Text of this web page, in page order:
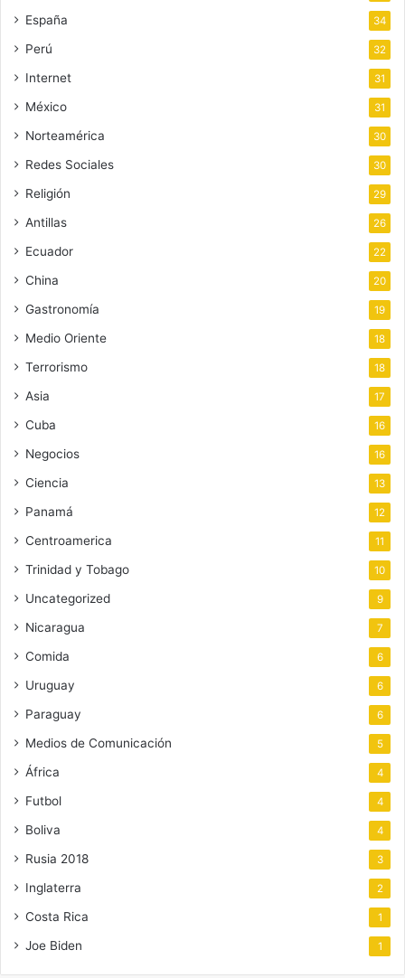
España 34
Perú 32
Internet 31
México 31
Norteamérica 30
Redes Sociales 30
Religión 29
Antillas 26
Ecuador 22
China 20
Gastronomía 19
Medio Oriente 18
Terrorismo 18
Asia 17
Cuba 16
Negocios 16
Ciencia 13
Panamá 12
Centroamerica 11
Trinidad y Tobago 10
Uncategorized 9
Nicaragua 7
Comida 6
Uruguay 6
Paraguay 6
Medios de Comunicación 5
África 4
Futbol 4
Boliva 4
Rusia 2018 3
Inglaterra 2
Costa Rica 1
Joe Biden 1